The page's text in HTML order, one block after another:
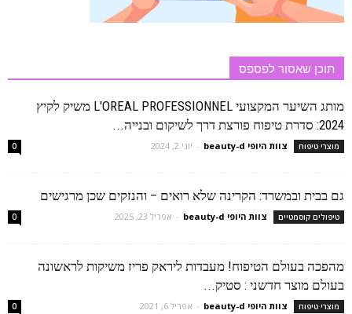
תוכן שאסור לפספס
מותג השיער המקצועי L'OREAL PROFESSIONNEL משיק לקיץ
2024: סדרת טיפוח פורצת דרך לשיקום ובנייה...
מוצרי טיפוח צוות היופי beauty-d - יוני 2, 2024 0
גם בבית ובמשרד: הקרינה שלא רואים – והנזקים שכן מרגישים
טיפולים קוסמטיים צוות היופי beauty-d - אפריל 23, 2025 0
מהפכה בעולם הטיפוח! מעבדות ליראק פריז משיקות לראשונה
בעולם מוצר חדשני : סטיק...
מוצרי טיפוח צוות היופי beauty-d - אפריל 6, 2021 0